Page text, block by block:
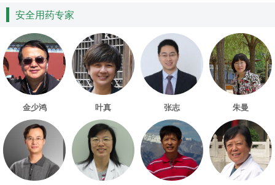
安全用药专家
金少鸿 叶真 张志 朱曼